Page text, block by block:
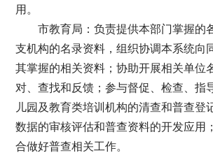
用。
市教育局：负责提供本部门掌握的
支机构的名录资料，组织协调本系统向
其掌握的相关资料；协助开展相关单位
对、查找和反馈；参与督促、检查、指
儿园及教育类培训机构的清查和普查登
数据的审核评估和普查资料的开发应用
合做好普查相关工作。